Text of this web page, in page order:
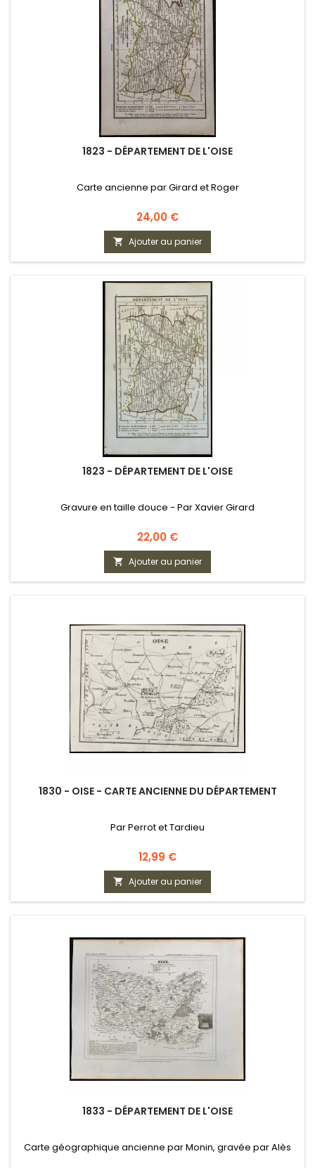
1823 - DÉPARTEMENT DE L'OISE
Carte ancienne par Girard et Roger
Prix
24,00 €
 Ajouter au panier
1823 - DÉPARTEMENT DE L'OISE
Gravure en taille douce - Par Xavier Girard
Prix
22,00 €
 Ajouter au panier
1830 - OISE - CARTE ANCIENNE DU DÉPARTEMENT
Par Perrot et Tardieu
Prix
12,99 €
 Ajouter au panier
1833 - DÉPARTEMENT DE L'OISE
Carte géographique ancienne par Monin, gravée par Alès